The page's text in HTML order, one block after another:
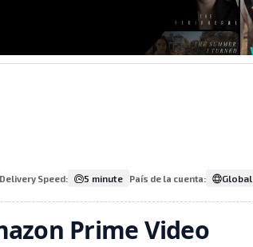
Delivery Speed: 5 minute País de la cuenta: Global
Prime Video